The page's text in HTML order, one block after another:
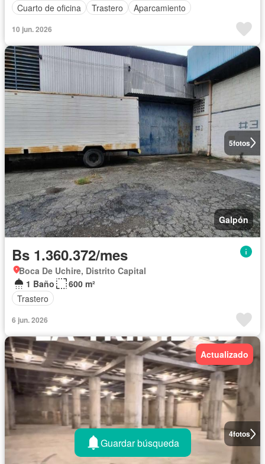
Cuarto de oficina
Trastero Aparcamiento
10 jun. 2026
5fotos
Galpón
Bs 1.360.372/mes
Boca De Uchire, Distrito Capital
1 Baño
600 m²
Trastero
6 jun. 2026
4fotos
Actualizado
Guardar búsqueda